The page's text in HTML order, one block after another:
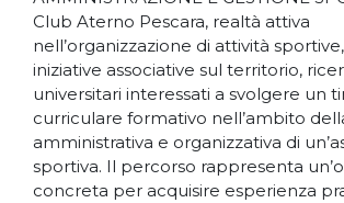
Club Aterno Pescara, realtà attiva
nell’organizzazione di attività
iniziative associative sul territorio,
universitari interessati a svolgere un
curriculare formativo nell’ambito
amministrativa e organizzativa di
sportiva. Il percorso rappresenta
concreta per acquisire esperienza